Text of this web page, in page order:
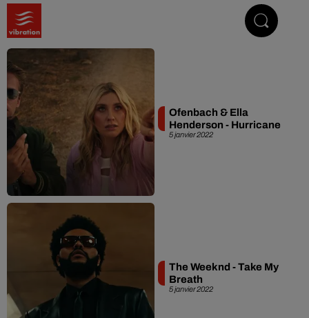
5 janvier 2022
Ofenbach & Ella
Henderson - Hurricane
5 janvier 2022
The Weeknd - Take My
Breath